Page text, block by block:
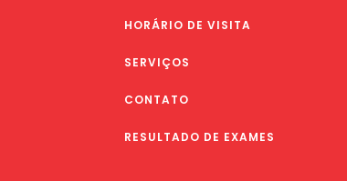
HORÁRIO DE VISITA
SERVIÇOS
CONTATO
RESULTADO DE EXAMES